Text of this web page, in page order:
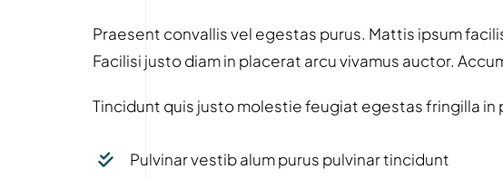
Praesent convallis vel egestas purus. Mattis ipsum
Facilisi justo diam in placerat arcu vivamus auctor.
Tincidunt quis justo molestie feugiat egestas fringilla
Pulvinar vestib alum purus pulvinar tincidunt